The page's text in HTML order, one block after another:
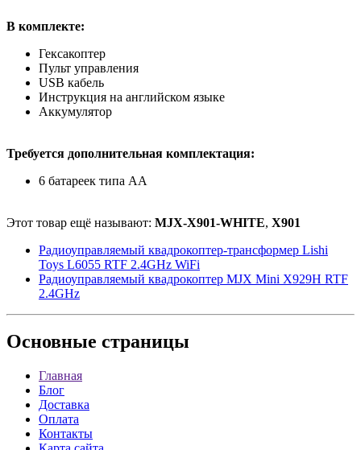
В комплекте:
Гексакоптер
Пульт управления
USB кабель
Инструкция на английском языке
Аккумулятор
Требуется дополнительная комплектация:
6 батареек типа АА
Этот товар ещё называют: MJX-X901-WHITE, X901
Радиоуправляемый квадрокоптер-трансформер Lishi
Toys L6055 RTF 2.4GHz WiFi
Радиоуправляемый квадрокоптер MJX Mini X929H RTF
2.4GHz
Основные страницы
Главная
Блог
Доставка
Оплата
Контакты